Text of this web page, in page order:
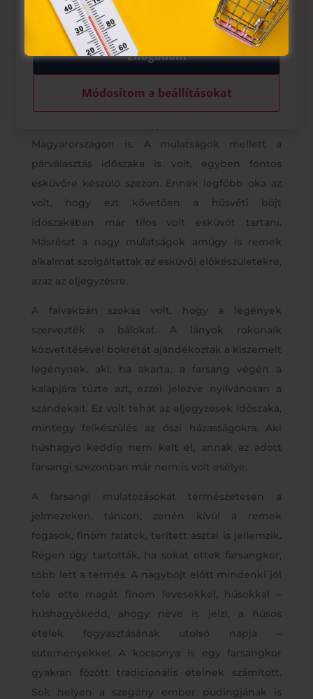
A farsang nem egyházi ünnep, mint a húsvét, de
szorosan kapcsolódik az ünnepkörhöz. Farsangi
Magyarországon is. A mulatságok mellett a
párválasztás időszaka is volt, egyben fontos
esküvőre készülő szezon. Ennek legfőbb oka az
volt, hogy ezt követően a húsvéti böjt
időszakában már tilos volt esküvőt tartani.
Másrészt a nagy mulatságok amúgy is remek
alkalmat szolgáltattak az esküvői előkészületekre,
azaz az eljegyzésre.
A falvakban szokás volt, hogy a legények
szervezték a bálokat. A lányok rokonaik
közvetítésével bokrétát ajándékoztak a kiszemelt
legénynek, aki, ha akarta, a farsang végén a
kalapjára tűzte azt, ezzel jelezve nyilvánosan a
szándékait. Ez volt tehát az eljegyzések időszaka,
mintegy felkészülés az őszi házasságokra. Aki
húshagyó keddig nem kelt el, annak az adott
farsangi szezonban már nem is volt esélye.
A farsangi mulatozásokat természetesen a
jelmezeken, táncon, zenén kívül a remek
fogások, finom falatok, terített asztal is jellemzik.
Régen úgy tartották, ha sokat ettek farsangkor,
több lett a termés. A nagyböjt előtt mindenki jól
tele ette magát finom levesekkel, húsokkal –
húshagyókedd, ahogy neve is jelzi, a húsos
ételek fogyasztásának utolsó napja –
süteményekkel. A kocsonya is egy farsangkor
gyakran főzött tradicionális ételnek számított.
Sok helyen a szegény ember pudingjának is
tárolásához a felhasználók hozzájárulását kell kérniük.
Elfogadom
Módosítom a beállításokat